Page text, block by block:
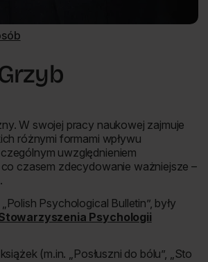
W swojej pracy naukowej zajmuje
różnymi formami wpływu
uwzględnieniem
co czasem zdecydowanie ważniejsze –
Psychological Bulletin”, były
Psychologii
(m.in. „Posłuszni do bólu”, „Sto